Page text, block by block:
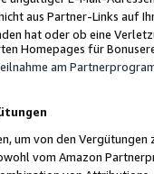
aus Partner-Links auf
hat oder ob eine
Homepages für
am
um von den
vom Amazon